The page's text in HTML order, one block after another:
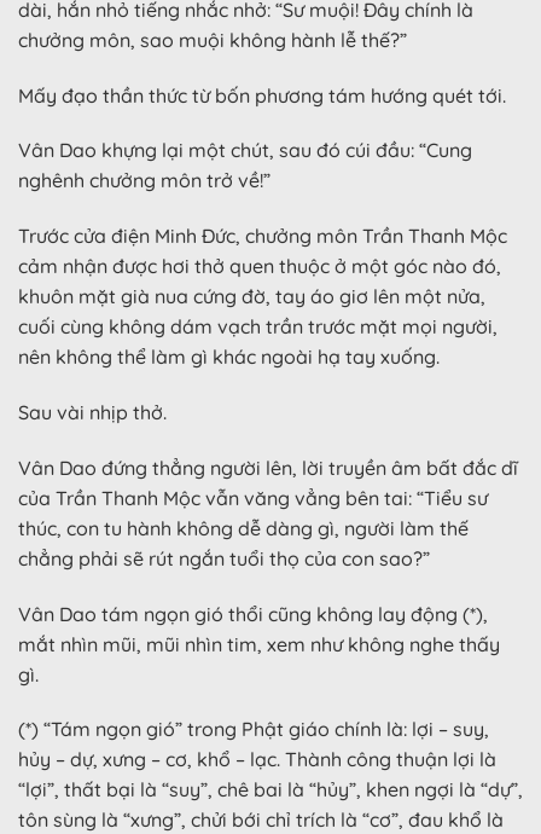
dài, hắn nhỏ tiếng nhắc nhở: “Sư muội! Đây chính là
chưởng môn, sao muội không hành lễ thế?”
Mấy đạo thần thức từ bốn phương tám hướng quét tới.
Vân Dao khựng lại một chút, sau đó cúi đầu: “Cung
nghênh chưởng môn trở về!”
Trước cửa điện Minh Đức, chưởng môn Trần Thanh Mộc
cảm nhận được hơi thở quen thuộc ở một góc nào đó,
khuôn mặt già nua cứng đờ, tay áo giơ lên một nửa,
cuối cùng không dám vạch trần trước mặt mọi người,
nên không thể làm gì khác ngoài hạ tay xuống.
Sau vài nhịp thở.
Vân Dao đứng thẳng người lên, lời truyền âm bất đắc dĩ
của Trần Thanh Mộc vẫn văng vẳng bên tai: “Tiểu sư
thúc, con tu hành không dễ dàng gì, người làm thế
chẳng phải sẽ rút ngắn tuổi thọ của con sao?”
Vân Dao tám ngọn gió thổi cũng không lay động (*),
mắt nhìn mũi, mũi nhìn tim, xem như không nghe thấy
gì.
(*) “Tám ngọn gió” trong Phật giáo chính là: lợi – suy,
hủy – dự, xưng – cơ, khổ – lạc. Thành công thuận lợi là
“lợi”, thất bại là “suy”, chê bai là “hủy”, khen ngợi là “dự”,
tôn sùng là “xưng”, chửi bới chỉ trích là “cơ”, đau khổ là